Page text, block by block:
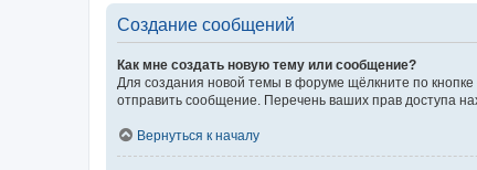
Создание сообщений
Как мне создать новую тему или сообщение?
Для создания новой темы в форуме щёлкните по
отправить сообщение. Перечень ваших прав доступа
Вернуться к началу